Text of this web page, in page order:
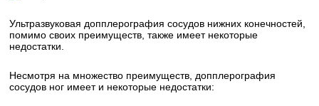
Ультразвуковая допплерография сосудов нижних конечностей,
помимо своих преимуществ, также имеет некоторые
недостатки.
Несмотря на множество преимуществ, допплерография
сосудов ног имеет и некоторые недостатки: